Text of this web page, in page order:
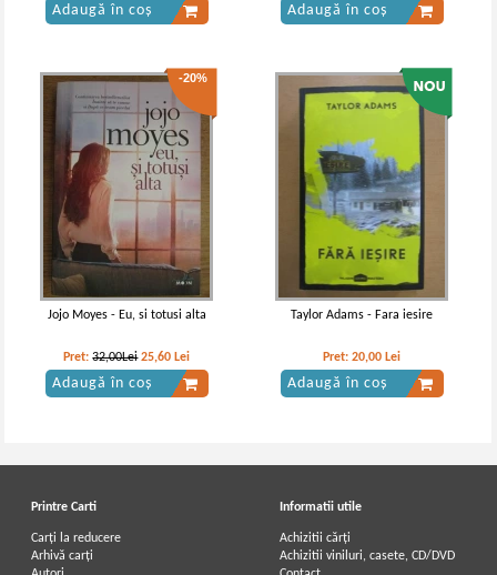
Adaugă în coș Adaugă în coș
-20%
Jojo Moyes - Eu, si totusi alta
Pret:32,00Lei 25,60 Lei
Adaugă în coș
Taylor Adams - Fara iesire
Pret:20,00 Lei
Adaugă în coș
Printre Carti
Carți la reducere
Arhivă carți
Informatii utile
Achizitii cărți
Achizitii viniluri, casete, CD/DVD